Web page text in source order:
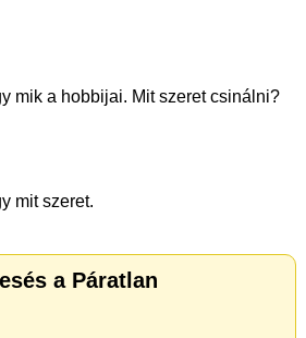
mik a hobbijai. Mit szeret csinálni?
mit szeret.
a Páratlan